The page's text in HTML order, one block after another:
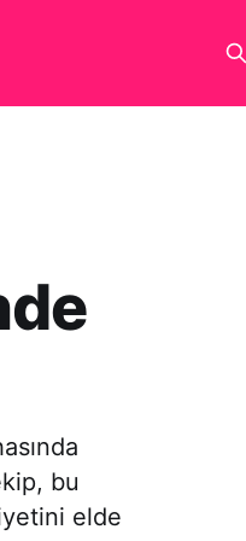
bu
elde